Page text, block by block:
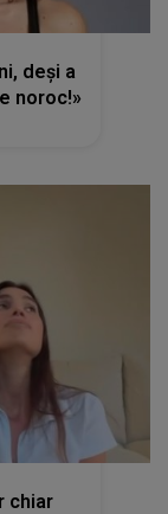
deși a
noroc!»
chiar